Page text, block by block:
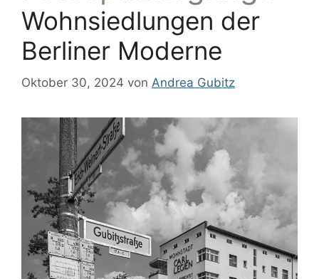
Wohnsiedlungen der
Berliner Moderne
Oktober 30, 2024 von Andrea Gubitz